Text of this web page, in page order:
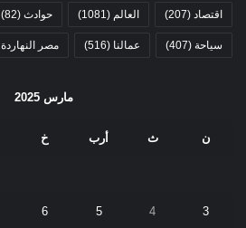
اقتصاد (207) العالم (1081) حوادث (82)
سياحة (407) عمالنا (516) مصر النهاردة
مارس 2025
ن ث أرب خ
3
4
5
6